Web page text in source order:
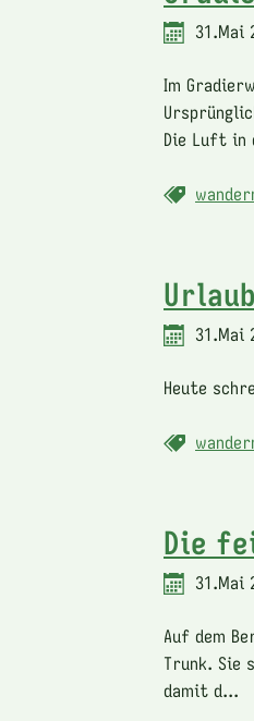
31.Mai
Im
Die Luft in
31.Mai
Heute
Die
31.Mai
Auf dem
Trunk. Sie
damit d...